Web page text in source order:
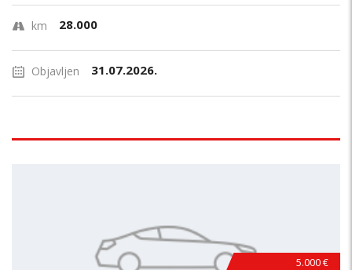
km 28.000
Objavljen 31.07.2026.
5.000 €